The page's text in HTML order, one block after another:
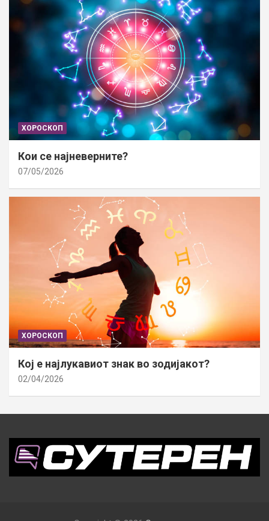
ХОРОСКОП
Кои се најневерните?
07/05/2026
ХОРОСКОП
Кој е најлукавиот знак во зодијакот?
02/04/2026